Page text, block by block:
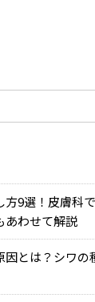
方9選！皮膚科
あわせて解説
因とは？シワ